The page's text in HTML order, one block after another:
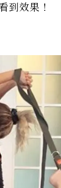
到效果！